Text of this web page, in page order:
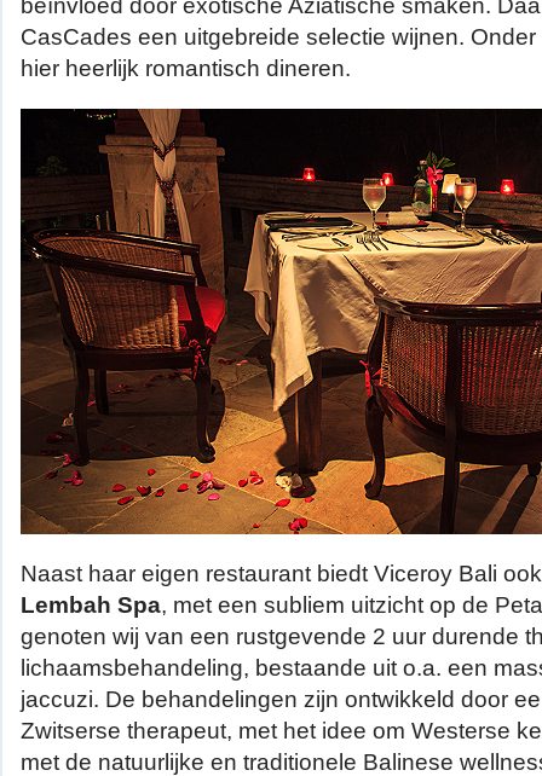
beïnvloed door exotische Aziatische smaken.
CasCades een uitgebreide selectie wijnen.
hier heerlijk romantisch dineren.
Naast haar eigen restaurant biedt Viceroy Bali
Lembah Spa, met een subliem uitzicht op de
genoten wij van een rustgevende 2 uur durende
lichaamsbehandeling, bestaande uit o.a. een
jaccuzi. De behandelingen zijn ontwikkeld door
Zwitserse therapeut, met het idee om Westerse
met de natuurlijke en traditionele Balinese